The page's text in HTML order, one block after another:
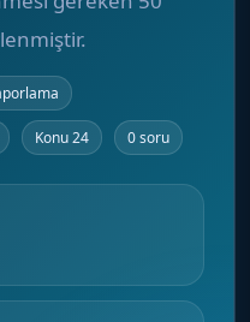
Konu 24 0 soru